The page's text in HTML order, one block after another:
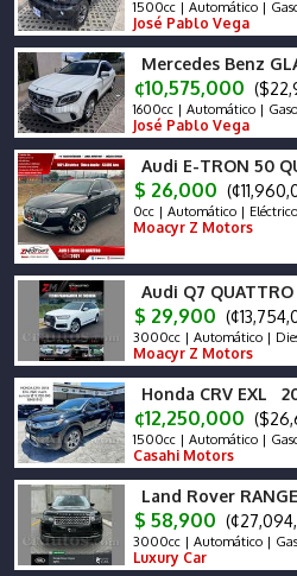
1500cc | Automático |
José Pablo Vega
Mercedes Benz
¢10,575,000
1600cc | Automático |
José Pablo Vega
Audi E-TRON 50
$ 26,000
0cc | Automático |
Moacyr Z Motors
Audi Q7
$ 29,900
3000cc | Automático |
Moacyr Z Motors
Honda CRV EXL
¢12,250,000
1500cc | Automático |
Casahi Motors
Land Rover
$ 58,900
3000cc | Automático |
Luxury Car